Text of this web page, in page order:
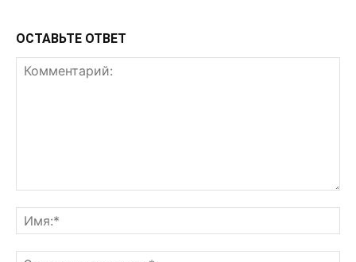
ОСТАВЬТЕ ОТВЕТ